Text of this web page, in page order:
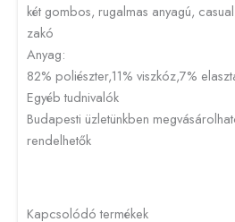
két gombos, rugalmas anyagú,
zakó
Anyag:
82% poliészter,11% viszkóz,7%
Egyéb tudnivalók
Budapesti üzletünkben
rendelhetők
Kapcsolódó termékek